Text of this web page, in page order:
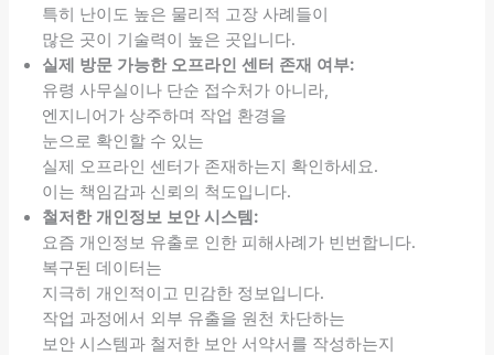
특히 난이도 높은 물리적 고장 사례들이
많은 곳이 기술력이 높은 곳입니다.
실제 방문 가능한 오프라인 센터 존재 여부:
유령 사무실이나 단순 접수처가 아니라,
엔지니어가 상주하며 작업 환경을
눈으로 확인할 수 있는
실제 오프라인 센터가 존재하는지 확인하세요.
이는 책임감과 신뢰의 척도입니다.
철저한 개인정보 보안 시스템:
요즘 개인정보 유출로 인한 피해사례가 빈번합니다.
복구된 데이터는
지극히 개인적이고 민감한 정보입니다.
작업 과정에서 외부 유출을 원천 차단하는
보안 시스템과 철저한 보안 서약서를 작성하는지